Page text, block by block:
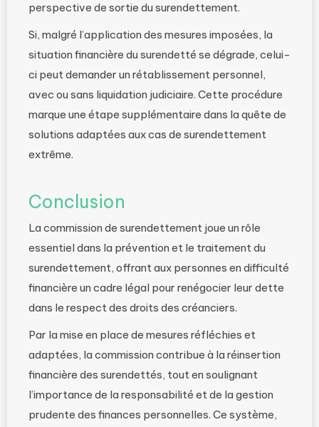
perspective de sortie du surendettement.
Si, malgré l’application des mesures imposées, la
situation financière du surendetté se dégrade, celui-
ci peut demander un rétablissement personnel,
avec ou sans liquidation judiciaire. Cette procédure
marque une étape supplémentaire dans la quête de
solutions adaptées aux cas de surendettement
extrême.
Conclusion
La commission de surendettement joue un rôle
essentiel dans la prévention et le traitement du
surendettement, offrant aux personnes en difficulté
financière un cadre légal pour renégocier leur dette
dans le respect des droits des créanciers.
Par la mise en place de mesures réfléchies et
adaptées, la commission contribue à la réinsertion
financière des surendettés, tout en soulignant
l’importance de la responsabilité et de la gestion
prudente des finances personnelles. Ce système,